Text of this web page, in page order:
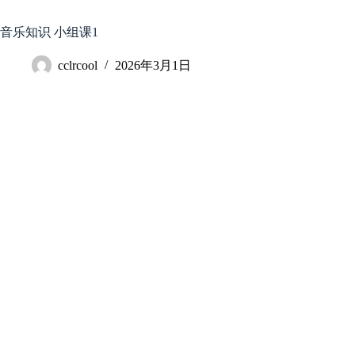
至
内
音乐知识 小组课1
cclrcool 2026年3月1日